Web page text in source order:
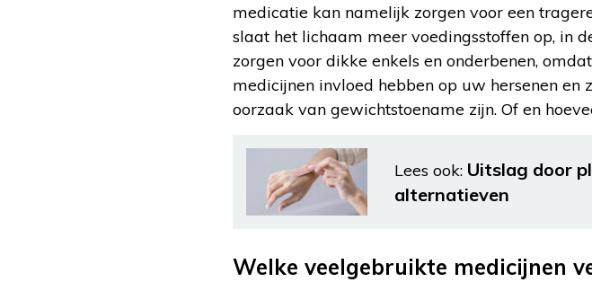
medicatie kan namelijk zorgen voor een
slaat het lichaam meer voedingsstoffen op, in
zorgen voor dikke enkels en onderbenen,
medicijnen invloed hebben op uw hersenen
oorzaak van gewichtstoename zijn. Of en
Lees ook: Uitslag door
alternatieven
Welke veelgebruikte medicijnen